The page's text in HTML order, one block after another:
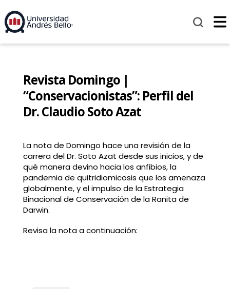
Revista Domingo |
“Conservacionistas”: Perfil del
Dr. Claudio Soto Azat
La nota de Domingo hace una revisión de la
carrera del Dr. Soto Azat desde sus inicios, y de
qué manera devino hacia los anfibios, la
pandemia de quitridiomicosis que los amenaza
globalmente, y el impulso de la Estrategia
Binacional de Conservación de la Ranita de
Darwin.
Revisa la nota a continuación: